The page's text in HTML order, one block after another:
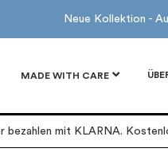
Neue Kollektion -
MADE WITH CARE
bezahlen mit KLARNA.